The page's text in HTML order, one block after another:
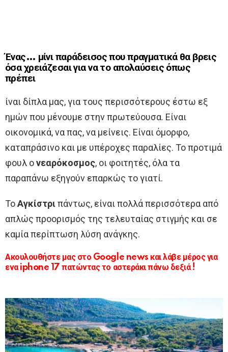
Ένας… μίνι παράδεισος που πραγματικά θα βρεις
όσα χρειάζεσαι για να το απολαύσεις όπως
πρέπει
ίναι δίπλα μας, για τους περισσότερους έστω εξ
ημών που μένουμε στην πρωτεύουσα. Είναι
οικονομικά, να πας, να μείνεις. Είναι όμορφο,
καταπράσινο και με υπέροχες παραλίες. Το προτιμά
φουλ ονεαρόκοσμος, οι φοιτητές, όλα τα
παραπάνω εξηγούν επαρκώς το γιατί.
ΤοΑγκίστριπάντως, είναι πολλά περισσότερα από
απλώς προορισμός της τελευταίας στιγμής και σε
καμία περίπτωση λύση ανάγκης.
Ακουλουθήστε μας στο Google news και λάβε μέρος για
ενα iphone 17 πατώντας το αστεράκι πάνω δεξιά !